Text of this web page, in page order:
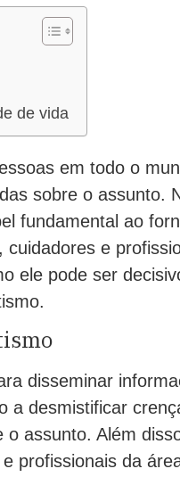
de vida
em todo o
sobre o assunto.
fundamental ao
e
ele pode ser
disseminar
a desmistificar
assunto. Além
profissionais da